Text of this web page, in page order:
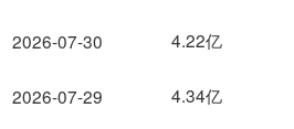
2026-07-30
2026-07-29
4.22亿
4.34亿